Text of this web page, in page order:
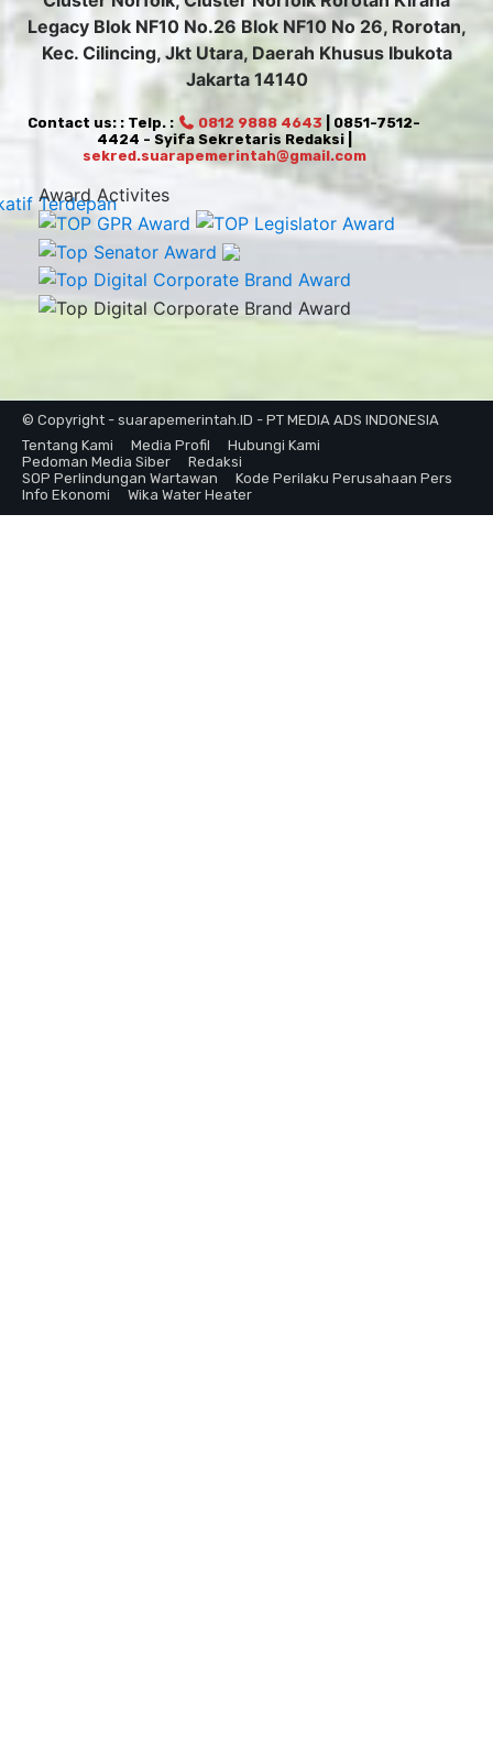
Legacy Blok NF10 No.26 Blok NF10 No 26, Rorotan,
Kec. Cilincing, Jkt Utara, Daerah Khusus Ibukota
Jakarta 14140
Contact us: : Telp. : 0812 9888 4643 | 0851-7512-
4424 - Syifa Sekretaris Redaksi |
sekred.suarapemerintah@gmail.com
Award Activites
© Copyright - suarapemerintah.ID - PT MEDIA ADS INDONESIA
Tentang Kami
Media Profil
Hubungi Kami
Pedoman Media Siber
Redaksi
SOP Perlindungan Wartawan
Kode Perilaku Perusahaan Pers
Info Ekonomi
Wika Water Heater